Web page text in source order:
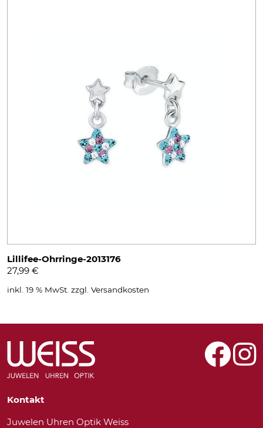
Lillifee-Ohrringe-2013176
27,99 €
inkl. 19 % MwSt. zzgl. Versandkosten
Kontakt
Juwelen Uhren Optik Weiss